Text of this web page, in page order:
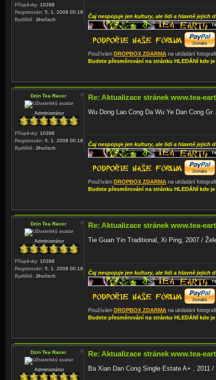
Příspěvky: 10398
Registrován: 5. 1. 2008 00:18
Bydliště: Jihočech
Čaj nespojuje jen kultury, ale lidi a hlavně jejich
Používám DROPBOX ZDARMA na ukládání
Budete přesměrování na stránku HLEDÁNÍ kde
Dzin Tea Racer
Administrátor
Příspěvky: 10398
Registrován: 5. 1. 2008 00:18
Bydliště: Jihočech
Re: Aktualizace stránek www.tea-
Wu Dong Lao Cong Da Wu Ye Dan Cong
Čaj nespojuje jen kultury, ale lidi a hlavně jejich
Používám DROPBOX ZDARMA na ukládání
Budete přesměrování na stránku HLEDÁNÍ kde
Dzin Tea Racer
Administrátor
Příspěvky: 10398
Registrován: 5. 1. 2008 00:18
Bydliště: Jihočech
Re: Aktualizace stránek www.tea-
Tie Guan Yin Traditional, Xi Ping, 2007 /
Čaj nespojuje jen kultury, ale lidi a hlavně jejich
Používám DROPBOX ZDARMA na ukládání
Budete přesměrování na stránku HLEDÁNÍ kde
Dzin Tea Racer
Administrátor
Re: Aktualizace stránek www.tea-
Ba Xian Dan Cong Single Estate A+ , 2011